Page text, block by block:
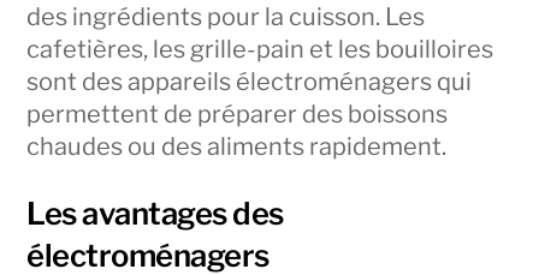
des ingrédients pour la cuisson. Les
cafetières, les grille-pain et les bouilloires
sont des appareils électroménagers qui
permettent de préparer des boissons
chaudes ou des aliments rapidement.
Les avantages des
électroménagers